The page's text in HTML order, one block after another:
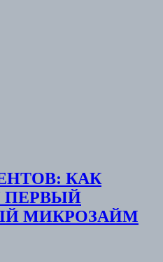
КАК
ПЕРВЫЙ
МИКРОЗАЙМ